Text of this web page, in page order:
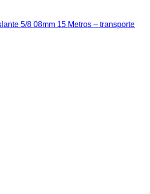
5/8 08mm 15 Metros – transporte